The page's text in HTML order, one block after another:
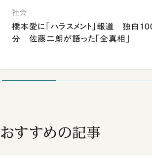
社会
橋本愛に「ハラスメント」報道 独白
分 佐藤二朗が語った「全真相」
おすすめの記事